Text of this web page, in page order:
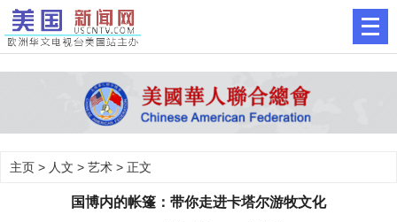
主页 > 人文 > 艺术 > 正文
国博内的帐篷：带你走进卡塔尔游牧文化